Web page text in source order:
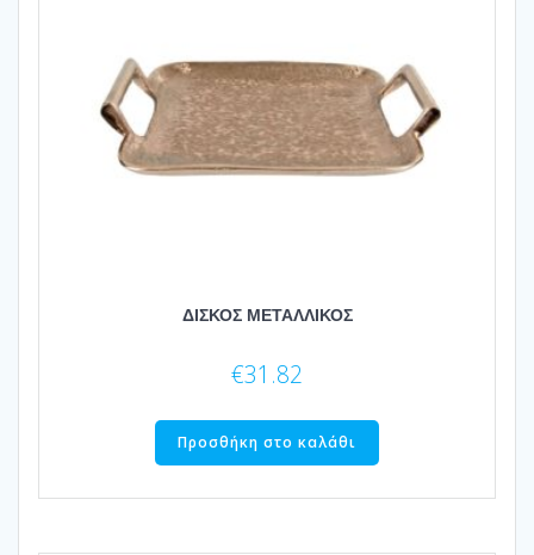
ΔΙΣΚΟΣ ΜΕΤΑΛΛΙΚΟΣ
€31.82
Προσθήκη στο καλάθι